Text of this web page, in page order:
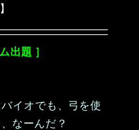
】
出題 ］
イオでも、弓を使
なーんだ？